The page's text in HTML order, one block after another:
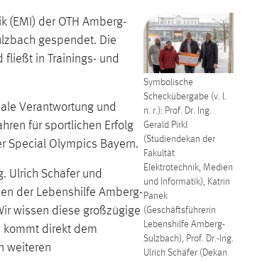
Symbolische
Scheckübergabe (v. l.
n. r.): Prof. Dr. Ing.
Gerald Pirkl
(Studiendekan der
Fakultät
Elektrotechnik, Medien
und Informatik), Katrin
Panek
(Geschäftsführerin
Lebenshilfe Amberg-
Sulzbach), Prof. Dr.-Ing.
Ulrich Schäfer (Dekan
(EMI) der OTH Amberg-
gespendet. Die
fließt in Trainings- und
Verantwortung und
für sportlichen Erfolg
Special Olympics Bayern.
Ulrich Schäfer und
der Lebenshilfe Amberg-
wissen diese großzügige
kommt direkt dem
weiteren